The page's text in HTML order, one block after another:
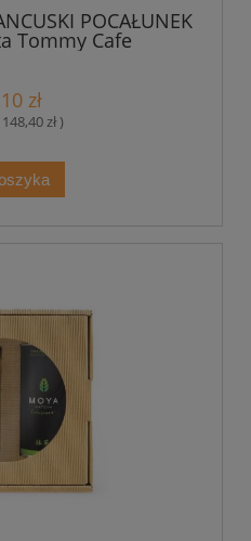
POCAŁUNEK
Tommy Cafe
zł
zł )